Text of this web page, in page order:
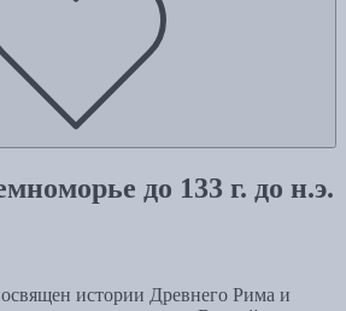
до 133 г. до н.э.
истории Древнего Рима и